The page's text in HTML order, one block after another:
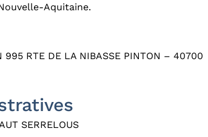
Aquitaine.
995 RTE DE LA NIBASSE PINTON – 40700
SERRELOUS